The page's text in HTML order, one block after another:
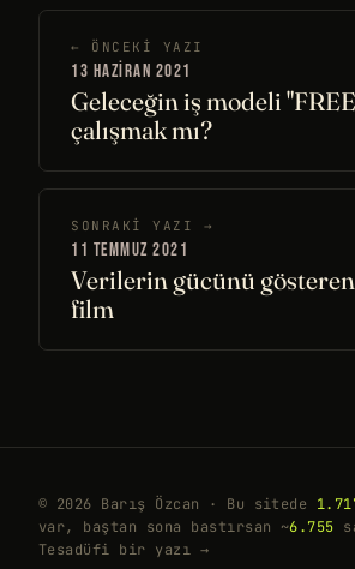
← ÖNCEKI YAZI
13 HAZIRAN 2021
Geleceğin iş modeli
çalışmak mı?
SONRAKI YAZI →
11 TEMMUZ 2021
Verilerin gücünü
film
© 2026 Barış Özcan · Bu sitede
var, baştan sona bastırsan ~6.755
Tesadüfi bir yazı →